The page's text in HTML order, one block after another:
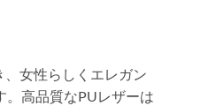
女性らしくエレガン
。高品質なPUレザーは